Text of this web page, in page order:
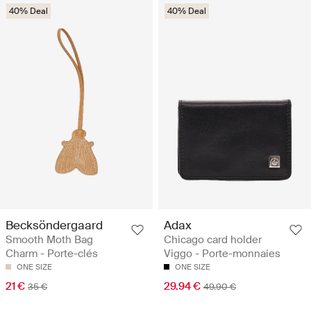
40% Deal
Becksöndergaard
Smooth Moth Bag
Charm - Porte-clés
ONE SIZE
21 € 35 €
40% Deal
Adax
Chicago card holder
Viggo - Porte-monnaies
ONE SIZE
29.94 € 49.90 €